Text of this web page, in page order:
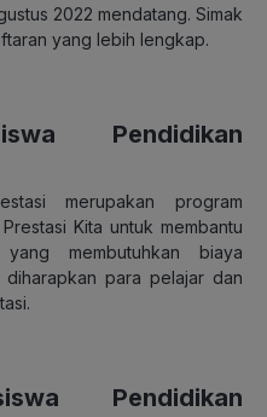
2022 mendatang. Simak
yang lebih lengkap.
Pendidikan
merupakan program
Kita untuk membantu
membutuhkan biaya
para pelajar dan
Pendidikan